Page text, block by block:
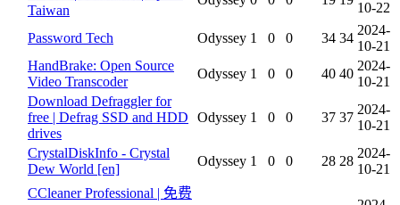
Taiwan
10-22
Password Tech
Odyssey 1 0 0 34 34
2024-
10-21
HandBrake: Open Source
Video Transcoder
Odyssey 1 0 0 40 40
2024-
10-21
Download Defraggler for
free | Defrag SSD and HDD
drives
Odyssey 1 0 0 37 37
2024-
10-21
CrystalDiskInfo - Crystal
Dew World [en]
Odyssey 1 0 0 28 28
2024-
10-21
CCleaner Professional | 免费